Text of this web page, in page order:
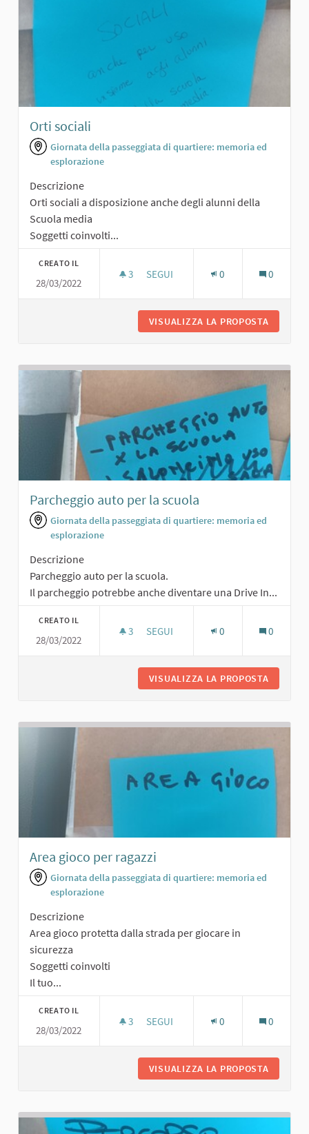
Orti sociali
Giornata della passeggiata di quartiere: memoria ed
esplorazione
Descrizione
Orti sociali a disposizione anche degli alunni della
Scuola media
Soggetti coinvolti...
CREATO IL
28/03/2022
3 3 SOSTENITORI
SEGUI 0 0
VISUALIZZA LA PROPOSTA
Parcheggio auto per la scuola
Giornata della passeggiata di quartiere: memoria ed
esplorazione
Descrizione
Parcheggio auto per la scuola.
Il parcheggio potrebbe anche diventare una Drive In...
CREATO IL
28/03/2022
3 3 SOSTENITORI
SEGUI 0 0
VISUALIZZA LA PROPOSTA
Area gioco per ragazzi
Giornata della passeggiata di quartiere: memoria ed
esplorazione
Descrizione
Area gioco protetta dalla strada per giocare in
sicurezza
Soggetti coinvolti
Il tuo...
CREATO IL
28/03/2022
3 3 SOSTENITORI
SEGUI 0 0
VISUALIZZA LA PROPOSTA